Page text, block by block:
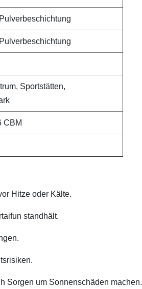
Sportstätten,
CBM
Hitze oder Kälte.
standhält.
Sorgen um Sonnenschäden machen.